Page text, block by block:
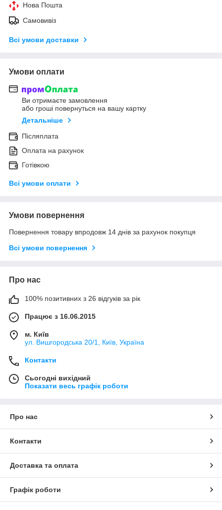
Нова Пошта
Самовивіз
Всі умови доставки
Умови оплати
Ви отримаєте замовлення
або гроші повернуться на вашу картку
Детальніше
Післяплата
Оплата на рахунок
Готівкою
Всі умови оплати
Умови повернення
Повернення товару впродовж 14 днів за рахунок покупця
Всі умови повернення
Про нас
100% позитивних з 26 відгуків за рік
Працює з 16.06.2015
м. Київ
ул. Вишгородська 20/1, Київ, Україна
Контакти
Сьогодні вихідний
Показати весь графік роботи
Про нас
Контакти
Доставка та оплата
Графік роботи